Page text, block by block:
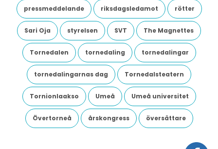
pressmeddelande riksdagsledamot rötter
Sari Oja styrelsen SVT The Magnettes
Tornedalen tornedaling tornedalingar
tornedalingarnas dag Tornedalsteatern
Tornionlaakso Umeå Umeå universitet
Övertorneå årskongress översättare